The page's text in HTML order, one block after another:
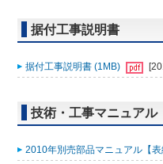
据付工事説明書
据付工事説明書 (1MB)
技術・工事マニュアル
2010年別売部品マニュアル【